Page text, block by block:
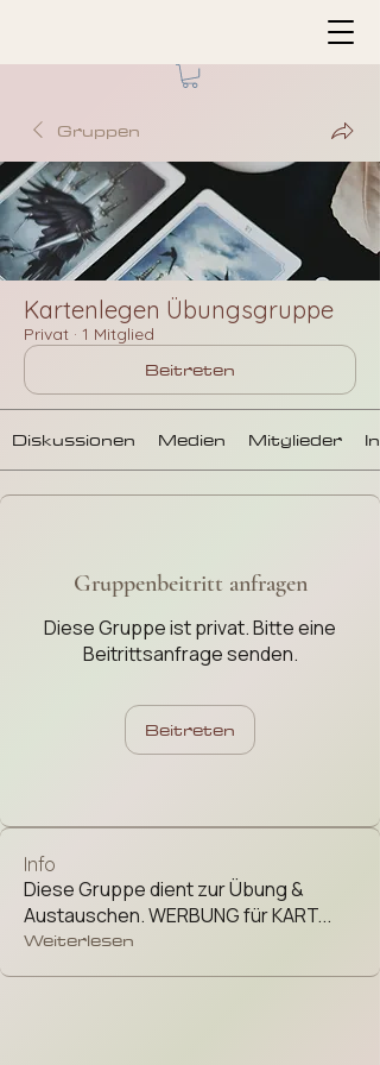
Gruppen
Kartenlegen Übungsgruppe
Privat · 1 Mitglied
Beitreten
Diskussionen Medien Mitglieder
Gruppenbeitritt anfragen
Diese Gruppe ist privat. Bitte eine
Beitrittsanfrage senden.
Beitreten
Info
Diese Gruppe dient zur Übung &
Austauschen. WERBUNG für KART...
Weiterlesen